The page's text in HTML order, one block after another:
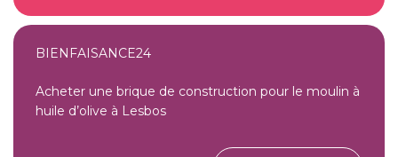
BIENFAISANCE24
Acheter une brique de construction pour le moulin à
huile d’olive à Lesbos